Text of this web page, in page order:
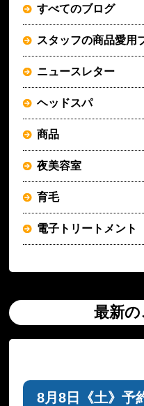
すべてのブログ
スタッフの商品愛用
ニュースレター
ヘッドスパ
商品
夜美容室
育毛
電子トリートメント
最新
8月8日《土》予